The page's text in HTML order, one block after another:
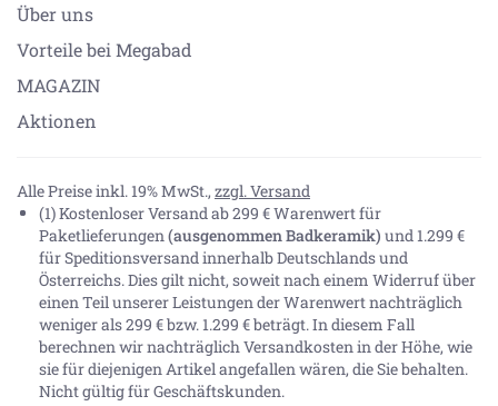
Über uns
Vorteile bei Megabad
MAGAZIN
Aktionen
Alle Preise inkl. 19% MwSt., zzgl. Versand
(1) Kostenloser Versand ab 299 € Warenwert für
Paketlieferungen(ausgenommen Badkeramik) und 1.299 €
für Speditionsversand innerhalb Deutschlands und
Österreichs. Dies gilt nicht, soweit nach einem Widerruf über
einen Teil unserer Leistungen der Warenwert nachträglich
weniger als 299 € bzw. 1.299 € beträgt. In diesem Fall
berechnen wir nachträglich Versandkosten in der Höhe, wie
sie für diejenigen Artikel angefallen wären, die Sie behalten.
Nicht gültig für Geschäftskunden.